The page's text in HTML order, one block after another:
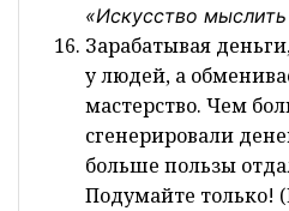
«Искусство
Зарабатывая
у людей, а
мастерство. Чем
сгенерировали
больше пользы
Подумайте только!